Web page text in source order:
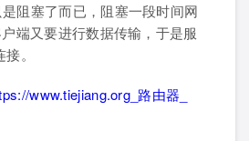
阻塞了而已，阻塞一段时间网
端又要进行数据传输，于是服
。